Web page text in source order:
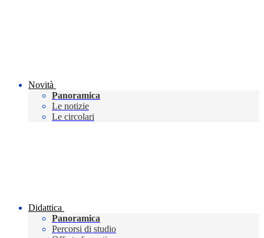
Novità
Panoramica
Le notizie
Le circolari
Didattica
Panoramica
Percorsi di studio